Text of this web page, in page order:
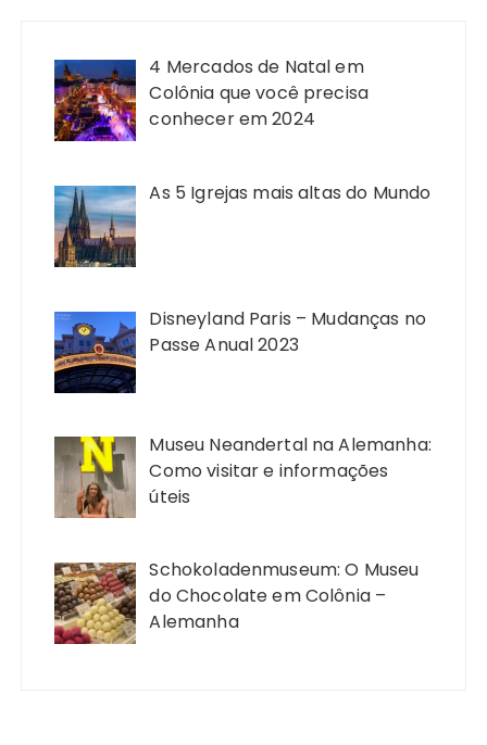
4 Mercados de Natal em
Colônia que você precisa
conhecer em 2024
As 5 Igrejas mais altas do Mundo
Disneyland Paris – Mudanças no
Passe Anual 2023
Museu Neandertal na Alemanha:
Como visitar e informações
úteis
Schokoladenmuseum: O Museu
do Chocolate em Colônia –
Alemanha